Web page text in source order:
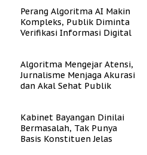
Perang Algoritma AI Makin
Kompleks, Publik Diminta
Verifikasi Informasi Digital
Algoritma Mengejar Atensi,
Jurnalisme Menjaga Akurasi
dan Akal Sehat Publik
Kabinet Bayangan Dinilai
Bermasalah, Tak Punya
Basis Konstituen Jelas